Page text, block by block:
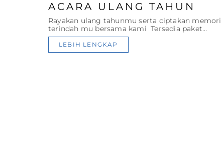
ACARA ULANG TAHUN
Rayakan ulang tahunmu serta ciptakan memori
terindah mu bersama kami Tersedia paket
\'Birthday by the Pool\' untuk 35 orang sudah
termasuk makanan, music, dan dekorasi.
LEBIH LENGKAP